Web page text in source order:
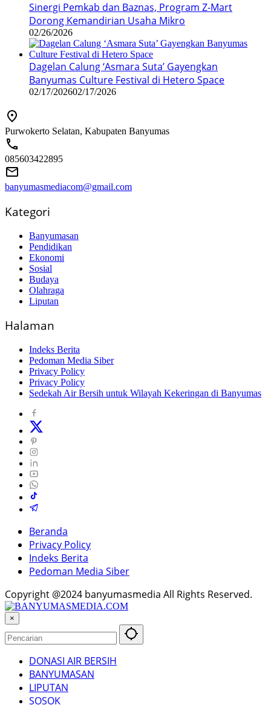
Sinergi Pemkab dan Baznas, Program Z-Mart
Dorong Kemandirian Usaha Mikro
02/26/2026
Dagelan Calung ‘Asmara Suta’ Gayengkan
Banyumas Culture Festival di Hetero Space
02/17/202602/17/2026
Purwokerto Selatan, Kabupaten Banyumas
085603422895
banyumasmediacom@gmail.com
Kategori
Banyumasan
Pendidikan
Ekonomi
Sosial
Budaya
Olahraga
Liputan
Halaman
Indeks Berita
Pedoman Media Siber
Privacy Policy
Privacy Policy
Sedekah Air Bersih untuk Wilayah Kekeringan di Banyumas
Beranda
Privacy Policy
Indeks Berita
Pedoman Media Siber
Copyright @2024 banyumasmedia All Rights Reserved.
×
DONASI AIR BERSIH
BANYUMASAN
LIPUTAN
SOSOK